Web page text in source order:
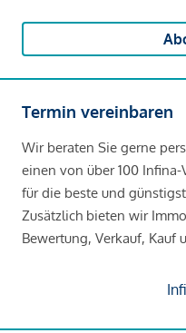
Termin vereinbaren
Wir beraten Sie gerne
einen von über 100
für die beste und
Zusätzlich bieten wir
Bewertung, Verkauf, Kauf